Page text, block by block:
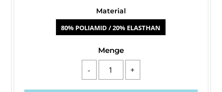
Material
80% POLIAMID / 20% ELASTHAN
Menge
- +